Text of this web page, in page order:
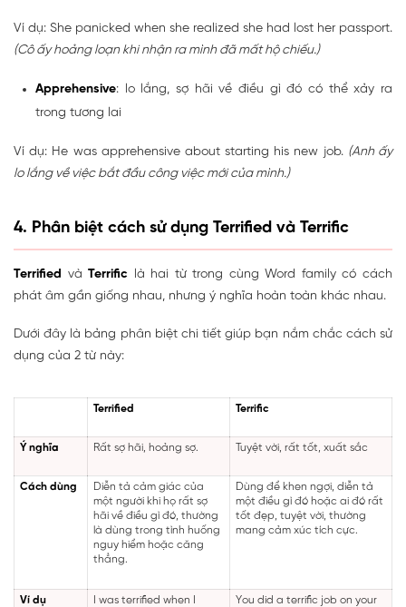
Ví dụ: She panicked when she realized she had lost her passport.
(Cô ấy hoảng loạn khi nhận ra mình đã mất hộ chiếu.)
Apprehensive: lo lắng, sợ hãi về điều gì đó có thể xảy ra
trong tương lai
Ví dụ: He was apprehensive about starting his new job. (Anh ấy
lo lắng về việc bắt đầu công việc mới của mình.)
4. Phân biệt cách sử dụng Terrified và Terrific
Terrified vàTerrific là hai từ trong cùng Word family có cách
phát âm gần giống nhau, nhưng ý nghĩa hoàn toàn khác nhau.
Dưới đây là bảng phân biệt chi tiết giúp bạn nắm chắc cách sử
dụng của 2 từ này:
Terrified Terrific
Ý nghĩa Rất sợ hãi, hoảng sợ. Tuyệt vời, rất tốt, xuất sắc
Cách dùng
Diễn tả cảm giác của
một người khi họ rất sợ
hãi về điều gì đó, thường
là dùng trong tình huống
nguy hiểm hoặc căng
thẳng.
Dùng để khen ngợi, diễn tả
một điều gì đó hoặc ai đó rất
tốt đẹp, tuyệt vời, thường
mang cảm xúc tích cực.
Ví dụ
I was terrified when I
You did a terrific job on your